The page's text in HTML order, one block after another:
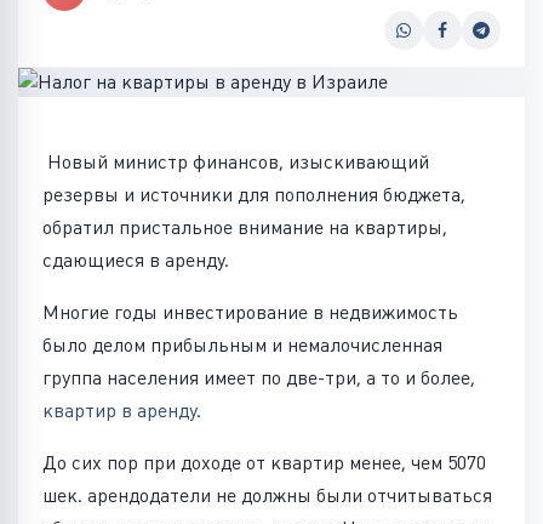
Новый министр финансов, изыскивающий
резервы и источники для пополнения бюджета,
обратил пристальное внимание на квартиры,
сдающиеся в аренду.
Многие годы инвестирование в недвижимость
было делом прибыльным и немалочисленная
группа населения имеет по две-три, а то и более,
квартир в аренду.
До сих пор при доходе от квартир менее, чем 5070
шек. арендодатели не должны были отчитываться